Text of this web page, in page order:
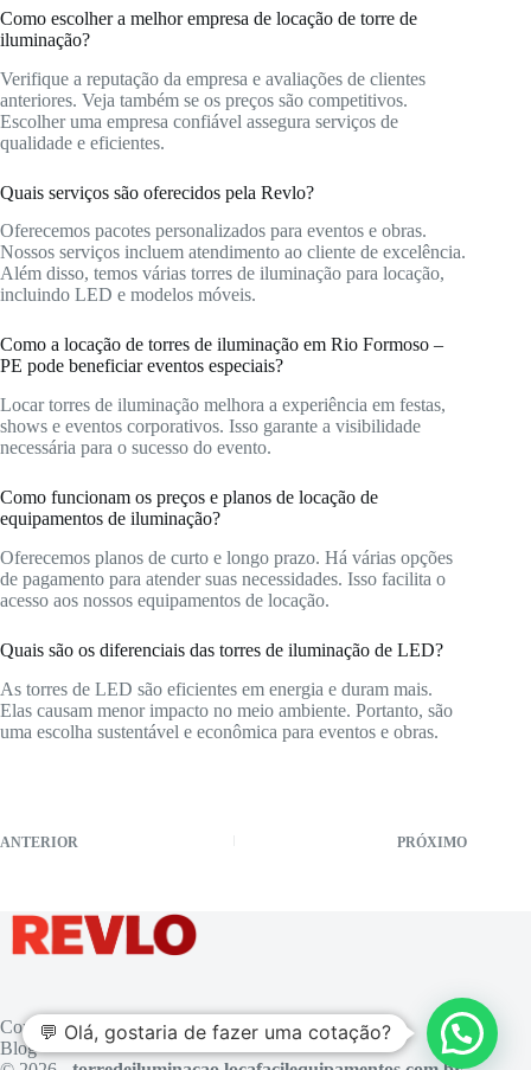
Como escolher a melhor empresa de locação de torre de
iluminação?
Verifique a reputação da empresa e avaliações de clientes
anteriores. Veja também se os preços são competitivos.
Escolher uma empresa confiável assegura serviços de
qualidade e eficientes.
Quais serviços são oferecidos pela Revlo?
Oferecemos pacotes personalizados para eventos e obras.
Nossos serviços incluem atendimento ao cliente de excelência.
Além disso, temos várias torres de iluminação para locação,
incluindo LED e modelos móveis.
Como a locação de torres de iluminação em Rio Formoso –
PE pode beneficiar eventos especiais?
Locar torres de iluminação melhora a experiência em festas,
shows e eventos corporativos. Isso garante a visibilidade
necessária para o sucesso do evento.
Como funcionam os preços e planos de locação de
equipamentos de iluminação?
Oferecemos planos de curto e longo prazo. Há várias opções
de pagamento para atender suas necessidades. Isso facilita o
acesso aos nossos equipamentos de locação.
Quais são os diferenciais das torres de iluminação de LED?
As torres de LED são eficientes em energia e duram mais.
Elas causam menor impacto no meio ambiente. Portanto, são
uma escolha sustentável e econômica para eventos e obras.
ANTERIOR PRÓXIMO
Contato
Blog
💬 Olá, gostaria de fazer uma cotação?